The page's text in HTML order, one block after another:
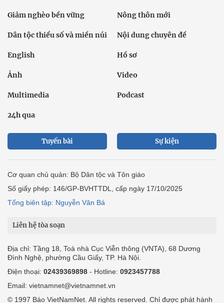
Giảm nghèo bền vững Nông thôn mới
Dân tộc thiểu số và miền núi Nội dung chuyên đề
English Hồ sơ
Ảnh Video
Multimedia Podcast
24h qua
Tuyến bài Sự kiện
Cơ quan chủ quản: Bộ Dân tộc và Tôn giáo
Số giấy phép: 146/GP-BVHTTDL, cấp ngày 17/10/2025
Tổng biên tập: Nguyễn Văn Bá
Liên hệ tòa soạn
Địa chỉ: Tầng 18, Toà nhà Cục Viễn thông (VNTA), 68 Dương
Đình Nghệ, phường Cầu Giấy, TP. Hà Nội.
Điện thoại: 02439369898 - Hotline: 0923457788
Email: vietnamnet@vietnamnet.vn
© 1997 Báo VietNamNet. All rights reserved. Chỉ được phát hành